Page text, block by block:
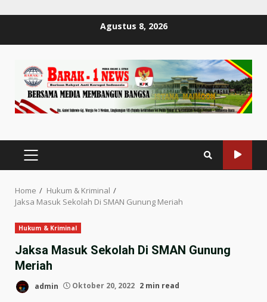
Agustus 8, 2026
PRIMARY
MENU
Home
Hukum & Kriminal
Jaksa Masuk Sekolah Di SMAN Gunung Meriah
Hukum & Kriminal
Jaksa Masuk Sekolah Di SMAN Gunung
Meriah
admin Oktober 20, 2022 2 min read